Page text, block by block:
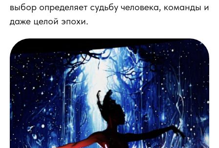
выбор определяет судьбу человека, команды и
даже целой эпохи.